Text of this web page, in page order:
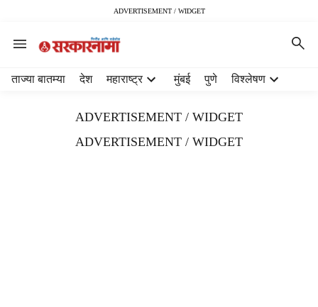
ADVERTISEMENT / WIDGET
ताज्या बातम्या देश महाराष्ट्र मुंबई पुणे विश्लेषण
ADVERTISEMENT / WIDGET
ADVERTISEMENT / WIDGET